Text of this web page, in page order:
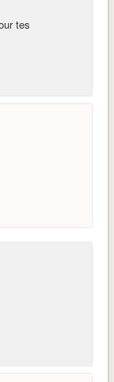
tes